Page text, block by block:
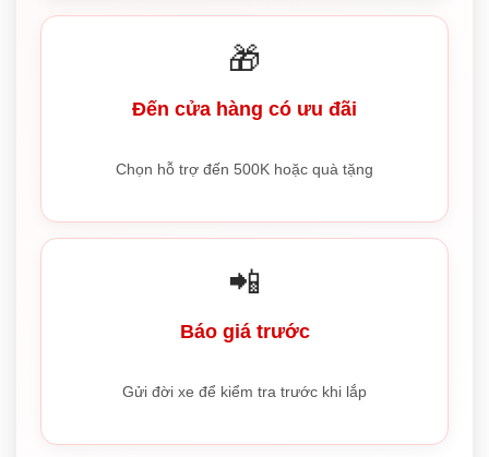
🎁
Đến cửa hàng có ưu đãi
Chọn hỗ trợ đến 500K hoặc quà tặng
📲
Báo giá trước
Gửi đời xe để kiểm tra trước khi lắp